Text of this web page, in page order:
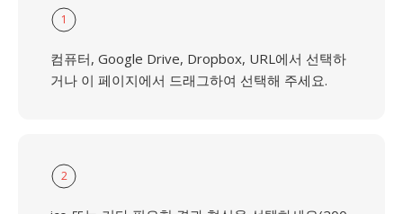
1
컴퓨터, Google Drive, Dropbox, URL에서 선택하
거나 이 페이지에서 드래그하여 선택해 주세요.
2